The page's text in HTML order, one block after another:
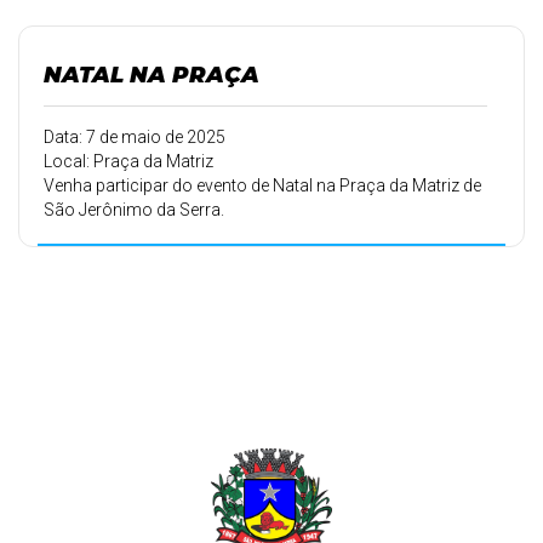
NATAL NA PRAÇA
Data: 7 de maio de 2025
Local: Praça da Matriz
Venha participar do evento de Natal na Praça da Matriz de
São Jerônimo da Serra.